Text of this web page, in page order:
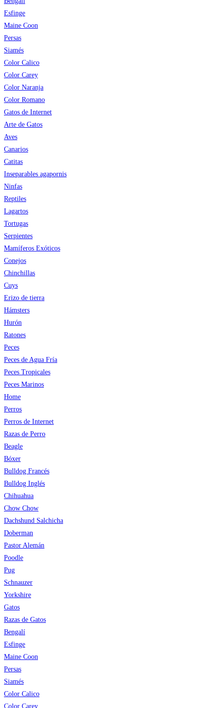
Esfinge
Maine Coon
Persas
Siamés
Color Calico
Color Carey
Color Naranja
Color Romano
Gatos de Internet
Arte de Gatos
Aves
Canarios
Catitas
Inseparables agapornis
Ninfas
Reptiles
Lagartos
Tortugas
Serpientes
Mamíferos Exóticos
Conejos
Chinchillas
Cuys
Erizo de tierra
Hámsters
Hurón
Ratones
Peces
Peces de Agua Fría
Peces Tropicales
Peces Marinos
Home
Perros
Perros de Internet
Razas de Perro
Beagle
Bóxer
Bulldog Francés
Bulldog Inglés
Chihuahua
Chow Chow
Dachshund Salchicha
Doberman
Pastor Alemán
Poodle
Pug
Schnauzer
Yorkshire
Gatos
Razas de Gatos
Bengalí
Esfinge
Maine Coon
Persas
Siamés
Color Calico
Color Carey